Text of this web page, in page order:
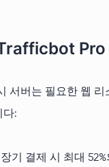
Pro
서버는 필요한 웹
다:
기 결제 시 최대 52%